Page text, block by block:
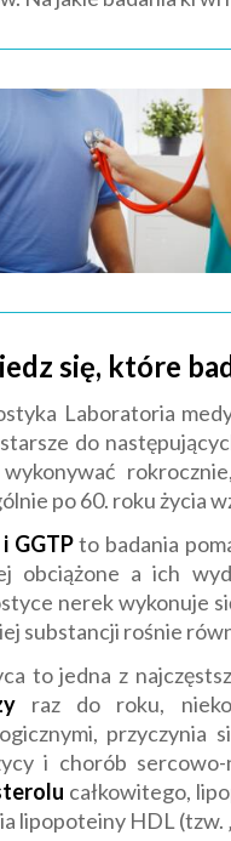
się, które
Laboratoria
do
po 60. roku życia
GGTPto badania
obciążone a ich
nerek wykonuje
substancji rośnie
to jedna z
raz do roku,
przyczynia
i chorób
całkowitego,
lipopoteiny HDL (tzw.